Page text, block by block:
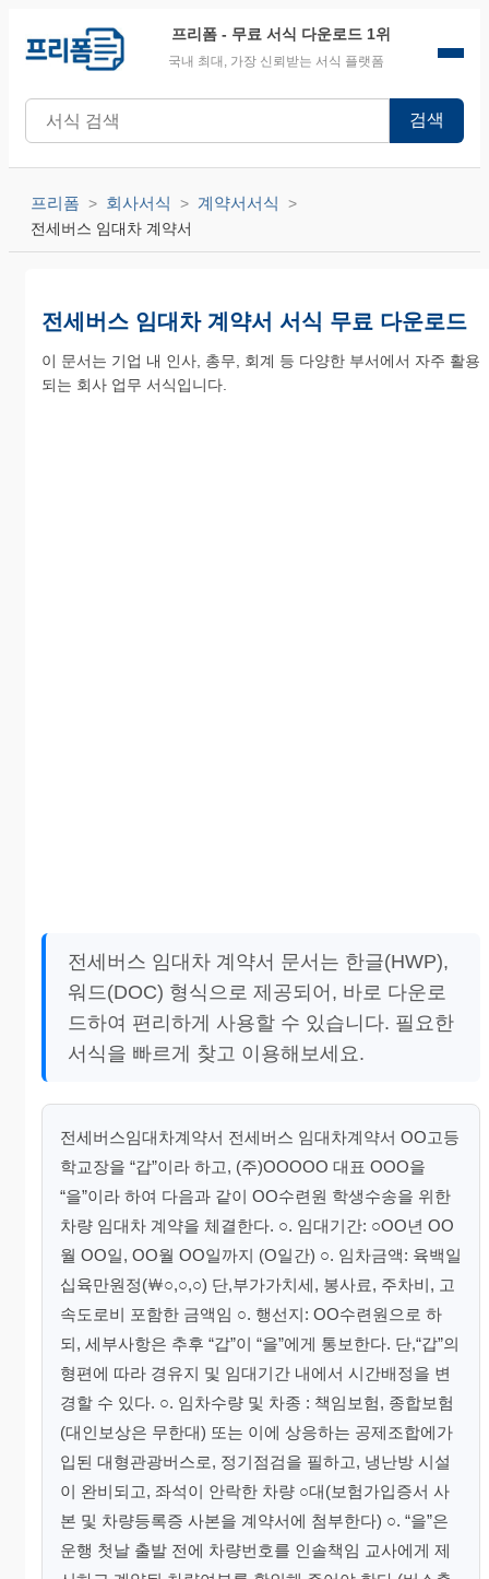
프리폼 - 무료 서식 다운로드 1위
국내 최대, 가장 신뢰받는 서식 플랫폼
검색
프리폼 회사서식 계약서서식
전세버스 임대차 계약서
전세버스 임대차 계약서 서식 무료 다운로드
이 문서는 기업 내 인사, 총무, 회계 등 다양한 부서에서 자주 활용
되는 회사 업무 서식입니다.
전세버스 임대차 계약서 문서는 한글(HWP),
워드(DOC) 형식으로 제공되어, 바로 다운로
드하여 편리하게 사용할 수 있습니다. 필요한
서식을 빠르게 찾고 이용해보세요.
전세버스임대차계약서 전세버스 임대차계약서 OO고등
학교장을 “갑”이라 하고, (주)OOOOO 대표 OOO을
“을”이라 하여 다음과 같이 OO수련원 학생수송을 위한
차량 임대차 계약을 체결한다. ○. 임대기간: ○OO년 OO
월 OO일, OO월 OO일까지 (O일간) ○. 임차금액: 육백일
십육만원정(￦○,○,○) 단,부가가치세, 봉사료, 주차비, 고
속도로비 포함한 금액임 ○. 행선지: OO수련원으로 하
되, 세부사항은 추후 “갑”이 “을”에게 통보한다. 단,“갑”의
형편에 따라 경유지 및 임대기간 내에서 시간배정을 변
경할 수 있다. ○. 임차수량 및 차종 : 책임보험, 종합보험
(대인보상은 무한대) 또는 이에 상응하는 공제조합에가
입된 대형관광버스로, 정기점검을 필하고, 냉난방 시설
이 완비되고, 좌석이 안락한 차량 ○대(보험가입증서 사
본 및 차량등록증 사본을 계약서에 첨부한다) ○. “을”은
운행 첫날 출발 전에 차량번호를 인솔책임 교사에게 제